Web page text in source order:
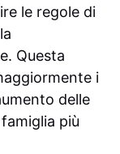
le regole di
Questa
i
delle
più